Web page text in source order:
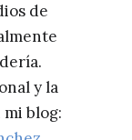
de
y la
blog: